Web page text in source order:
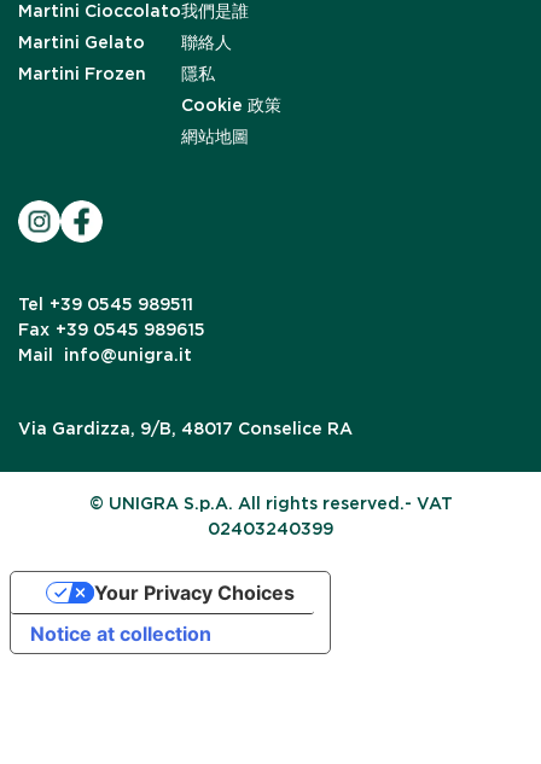
Martini Cioccolato
Martini Gelato
Martini Frozen
我們是誰
聯絡人
隱私
Cookie 政策
網站地圖
Tel
+39 0545 989511
Fax +39 0545 989615
Mail
info@unigra.it
Via Gardizza, 9/B, 48017 Conselice RA
© UNIGRA S.p.A. All rights reserved.- VAT
02403240399
Notice at collection
Your Privacy Choices